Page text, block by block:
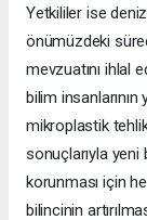
Yetkililer ise
önümüzdeki
mevzuatını ihlal
bilim insanlarının
mikroplastik
sonuçlarıyla yeni
korunması için
bilincinin